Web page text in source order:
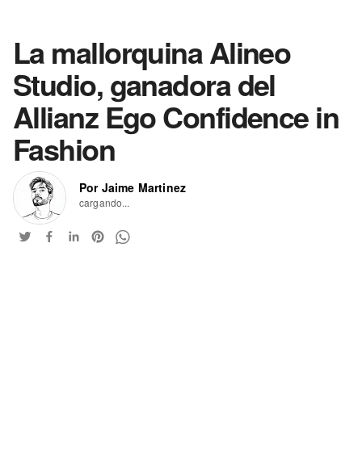
La mallorquina Alineo
Studio, ganadora del
Allianz Ego Confidence in
Fashion
Por Jaime Martinez
cargando...